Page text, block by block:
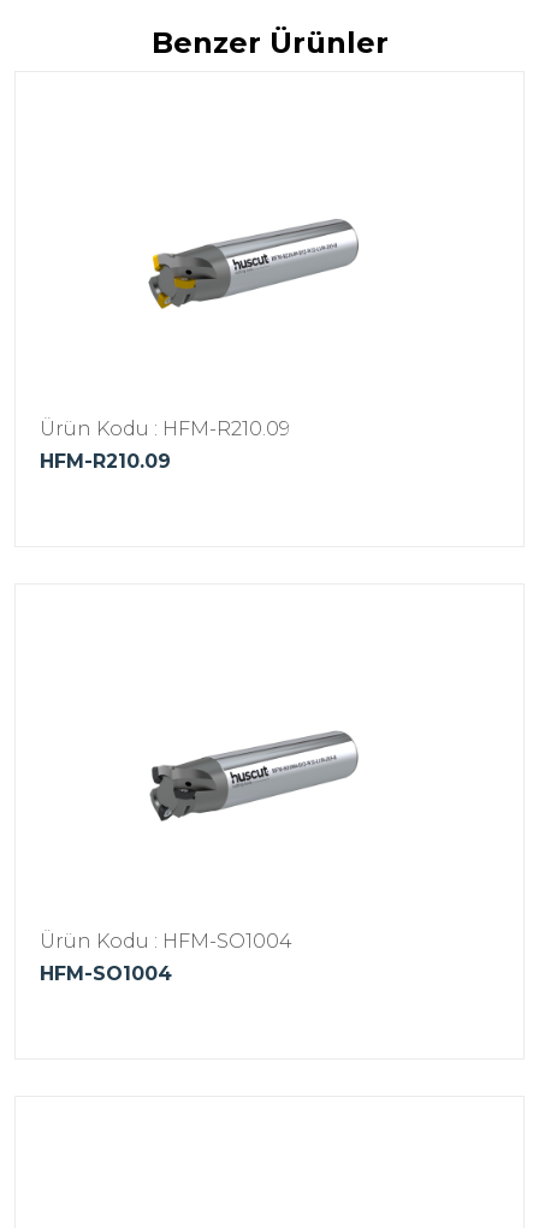
Benzer Ürünler
Ürün Kodu : HFM-R210.09
HFM-R210.09
Ürün Kodu : HFM-SO1004
HFM-SO1004